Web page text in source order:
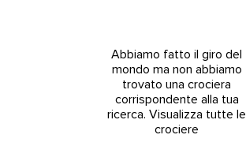
Abbiamo fatto il giro del
mondo ma non abbiamo
trovato una crociera
corrispondente alla tua
ricerca. Visualizza tutte le
crociere